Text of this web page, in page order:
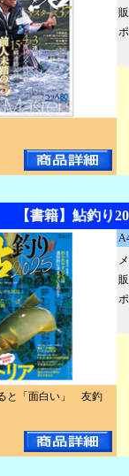
【書籍】鮎釣り
と「面白い」 友釣